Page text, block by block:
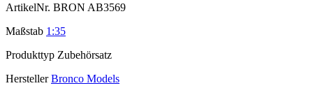
ArtikelNr. BRON AB3569
Maßstab 1:35
Produkttyp Zubehörsatz
Hersteller Bronco Models